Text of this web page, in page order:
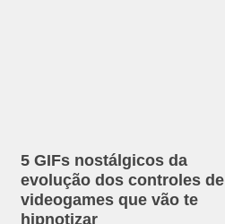
5 GIFs nostálgicos da
evolução dos controles de
videogames que vão te
hipnotizar